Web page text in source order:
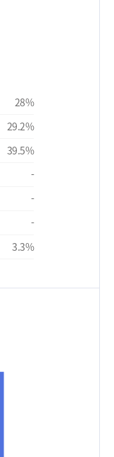
28%
29.2%
39.5%
-
-
-
3.3%